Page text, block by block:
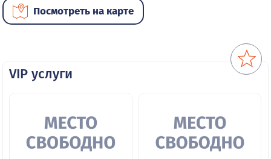
Посмотреть на карте
VIP услуги